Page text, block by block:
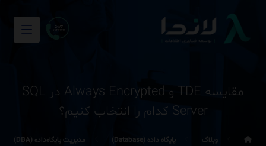
مقایسه TDE و Always Encrypted در SQL
Server کدام را انتخاب کنیم؟
وبلاگ پایگاه داده (Database) مدیریت پایگاه‌داده (DBA)